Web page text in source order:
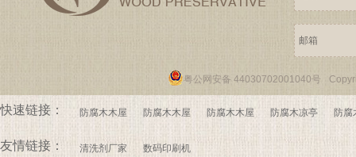
粤公网安备 44030702001040号
快速链接： 防腐木木屋 防腐木木屋 防腐木木屋 防腐木凉亭 防腐
友情链接： 清洗剂厂家 数码印刷机